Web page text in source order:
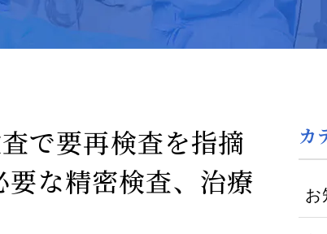
で要再検査を指摘
な精密検査、治療
カ
お